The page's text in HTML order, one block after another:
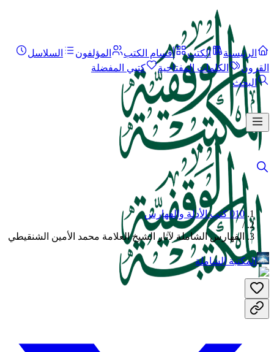
الرئيسية الكتب أقسام الكتب المؤلفون
السلاسل
القرون
الكلمات المفتاحية
كتبي المفضلة
البحث
010 كتب الأدلة والفهارس
/
الفهارس الشاملة لآثار الشيخ العلامة محمد الأمين الشنقيطي
المكتبة الشاملة